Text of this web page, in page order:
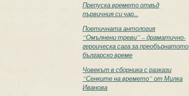
Препуска времето отвъд
първичния си чар...
Поетичната антология
“Омълнени треви” – драматично-
героическа сага за преобърнатото
българско време
Човекът в сборника с разкази
“Сенките на времето” от Милка
Иванова